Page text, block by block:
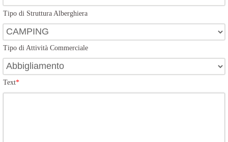
Tipo di Struttura Alberghiera
Tipo di Attività Commerciale
Text*